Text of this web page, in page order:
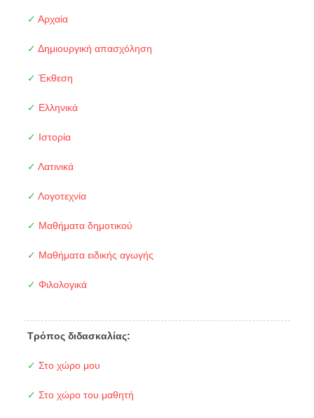
✓ Αρχαία
✓ Δημιουργική απασχόληση
✓ Έκθεση
✓ Ελληνικά
✓ Ιστορία
✓ Λατινικά
✓ Λογοτεχνία
✓ Μαθήματα δημοτικού
✓ Μαθήματα ειδικής αγωγής
✓ Φιλολογικά
Τρόπος διδασκαλίας:
✓ Στο χώρο μου
✓ Στο χώρο του μαθητή